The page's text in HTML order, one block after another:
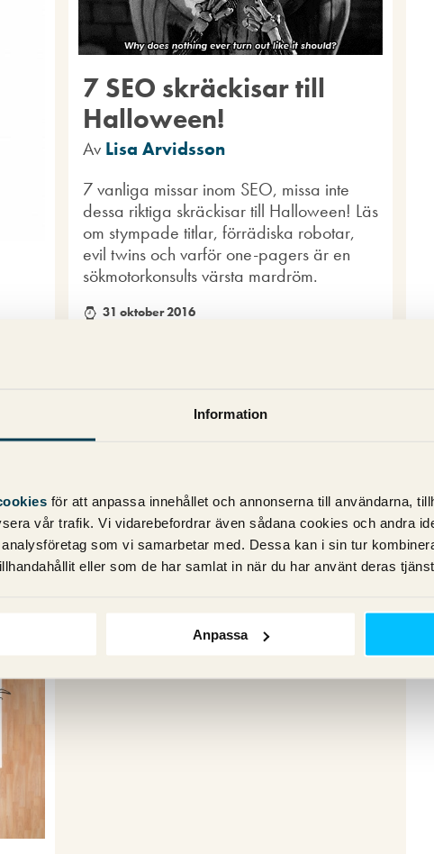
Information
för att anpassa innehållet och annonserna till användarna,
vår trafik. Vi vidarebefordrar även sådana cookies och andra
som vi samarbetar med. Dessa kan i sin tur
eller som de har samlat in när du har använt deras
Anpassa
Lär
7 SEO skräckisar till
Halloween!
Av Lisa Arvidsson
7 vanliga missar inom SEO, missa inte
dessa riktiga skräckisar till Halloween! Läs
om stympade titlar, förrädiska robotar,
evil twins och varför one-pagers är en
sökmotorkonsults värsta mardröm.
31 oktober 2016